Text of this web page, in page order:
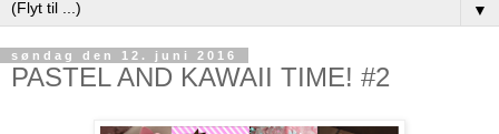
▼
søndag den 12. juni 2016
PASTEL AND KAWAII TIME! #2